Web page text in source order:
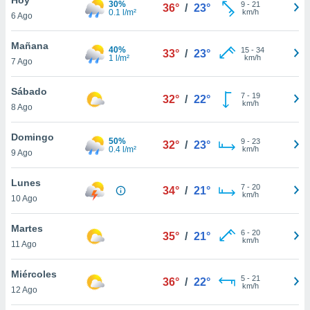
en
más
nuestra
de
cookies
aceptar
6 Ago
30%
0.1 l/m²
36° / 23° 9- 21
km/h
Mañana
7 Ago
40%
1 l/m²
33° / 23° 15- 34
km/h
Sábado
8 Ago
32° / 22° 7- 19
km/h
Domingo
9 Ago
50%
0.4 l/m²
32° / 23° 9- 23
km/h
Lunes
10 Ago
34° / 21° 7- 20
km/h
Martes
11 Ago
35° / 21° 6- 20
km/h
Miércoles
12 Ago
36° / 22° 5- 21
km/h